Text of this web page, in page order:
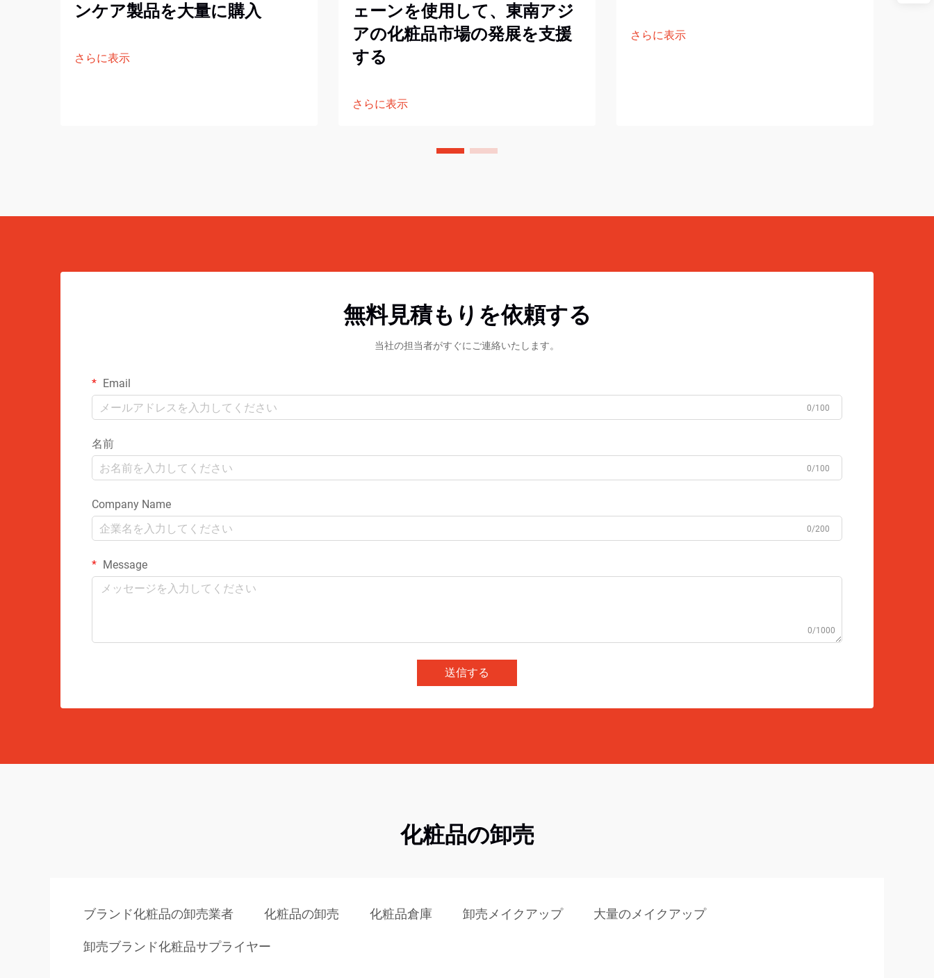
ンケア製品を大量に購入
さらに表示
ェーンを使用して、東南アジ
アの化粧品市場の発展を支援
する
さらに表示
さらに表示
無料見積もりを依頼する
当社の担当者がすぐにご連絡いたします。
Email
0/100
名前
0/100
Company Name
0/200
Message
0/1000
送信する
化粧品の卸売
ブランド化粧品の卸売業者 化粧品の卸売 化粧品倉庫 卸売メイクアップ 大量のメイクアップ
卸売ブランド化粧品サプライヤー